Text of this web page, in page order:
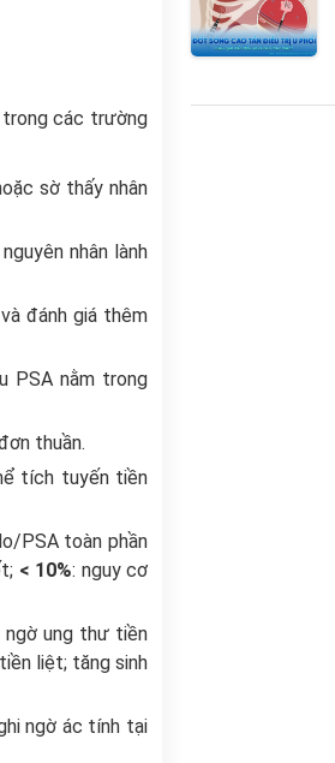
các trường
sờ thấy nhân
nhân lành
đánh giá thêm
PSA nằm trong
thuần.
tích tuyến tiền
PSA toàn phần
< 10%: nguy cơ
ngờ ung thư tiền
liệt; tăng sinh
ngờ ác tính tại